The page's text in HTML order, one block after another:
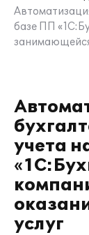
базе ПП
учета
услуг